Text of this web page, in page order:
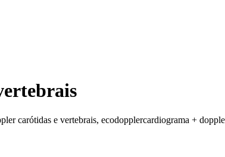
carótidas e vertebrais, ecodopplercardiograma +